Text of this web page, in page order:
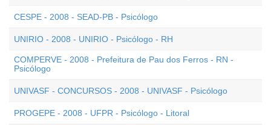
CESPE - 2008 - SEAD-PB - Psicólogo
UNIRIO - 2008 - UNIRIO - Psicólogo - RH
COMPERVE - 2008 - Prefeitura de Pau dos Ferros - RN -
Psicólogo
UNIVASF - CONCURSOS - 2008 - UNIVASF - Psicólogo
PROGEPE - 2008 - UFPR - Psicólogo - Litoral